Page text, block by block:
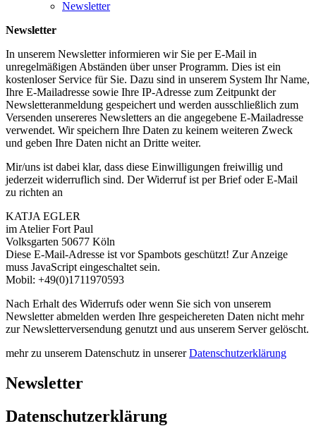
Newsletter
Newsletter
In unserem Newsletter informieren wir Sie per E-Mail in
unregelmäßigen Abständen über unser Programm. Dies ist ein
kostenloser Service für Sie. Dazu sind in unserem System Ihr Name,
Ihre E-Mailadresse sowie Ihre IP-Adresse zum Zeitpunkt der
Newsletteranmeldung gespeichert und werden ausschließlich zum
Versenden unsereres Newsletters an die angegebene E-Mailadresse
verwendet. Wir speichern Ihre Daten zu keinem weiteren Zweck
und geben Ihre Daten nicht an Dritte weiter.
Mir/uns ist dabei klar, dass diese Einwilligungen freiwillig und
jederzeit widerruflich sind. Der Widerruf ist per Brief oder E-Mail
zu richten an
KATJA EGLER
im Atelier Fort Paul
Volksgarten 50677 Köln
Diese E-Mail-Adresse ist vor Spambots geschützt! Zur Anzeige
muss JavaScript eingeschaltet sein.
Mobil: +49(0)1711970593
Nach Erhalt des Widerrufs oder wenn Sie sich von unserem
Newsletter abmelden werden Ihre gespeichereten Daten nicht mehr
zur Newsletterversendung genutzt und aus unserem Server gelöscht.
mehr zu unserem Datenschutz in unsererDatenschutzerklärung
Newsletter
Datenschutzerklärung